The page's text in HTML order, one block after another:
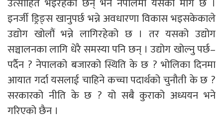
इनर्जी ड्रिङ्स खानुपर्छ भन्ने अवधारणा विकास भइसकेकाले
उद्योग खोलौं भन्ने लागिरहेको छ । तर यसको उद्योग
सञ्चालनका लागि धेरै समस्या पनि छन् । उद्योग खोल्नु पर्छ–
पर्दैन ? नेपालको बजारको स्थिति के छ ? भोलिका दिनमा
आयात गर्दा यसलाई चाहिने कच्चा पदार्थको चुनौती के छ ?
सरकारको नीति के छ ? यो सबै कुराको अध्ययन भने
गरिएको छैन ।